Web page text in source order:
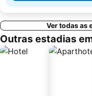
Ver todas as
Outras estadias